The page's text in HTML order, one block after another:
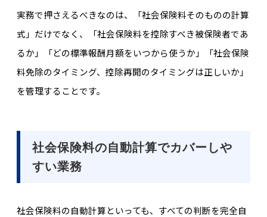
実務で押さえるべきなのは、「社会保険料そのものの計算
式」だけでなく、
「社会保険料を控除すべき被保険者であ
るか」
「どの標準報酬月額をいつから使うか」「社会保険
料免除のタイミング、控除再開のタイミングは正しいか 」
を管理することです。
社会保険料の自動計算でカバーしや
すい業務
社会保険料の自動計算といっても、すべての判断を完全自